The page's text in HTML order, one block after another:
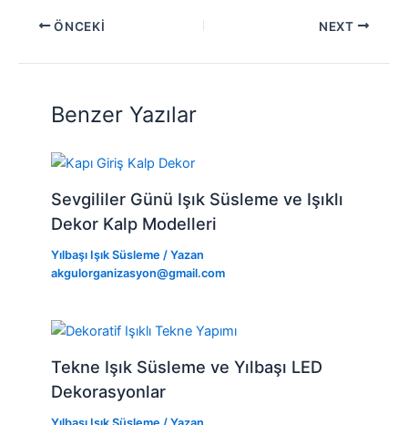
ÖNCEKI NEXT
Benzer Yazılar
Sevgililer Günü Işık Süsleme ve Işıklı
Dekor Kalp Modelleri
Yılbaşı Işık Süsleme / Yazan
akgulorganizasyon@gmail.com
Tekne Işık Süsleme ve Yılbaşı LED
Dekorasyonlar